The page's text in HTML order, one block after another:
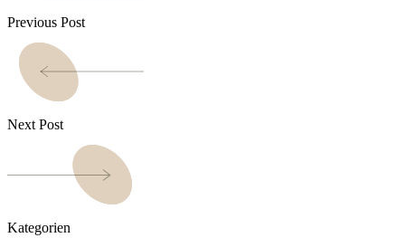
Previous Post
Next Post
Kategorien